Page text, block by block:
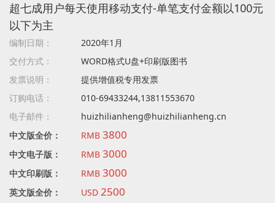
超七成用户每天使用移动支付-单笔支付金额以100元
以下为主
编制日期：
2020年1月
交付方式：
WORD格式U盘+印刷版图书
发票说明：
提供增值税专用发票
订购电话：
010-69433244,13811553670
电子邮件：
huizhilianheng@huizhilianheng.cn
中文版全价：
RMB3800
中文电子版： RMB3000
中文印刷版： RMB3000
英文版全价： USD2500